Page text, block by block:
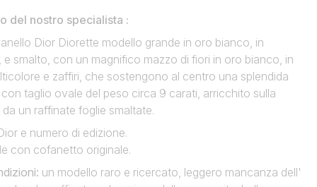
del nostro specialista :
Dior Diorette modello grande in oro bianco, in
e smalto, con un magnifico mazzo di fiori in oro bianco, in
e zaffiri, che sostengono al centro una splendida
taglio ovale del peso circa 9 carati, arricchito sulla
un raffinate foglie smaltate.
e numero di edizione.
con cofanetto originale.
: un modello raro e ricercato, leggero mancanza dell'